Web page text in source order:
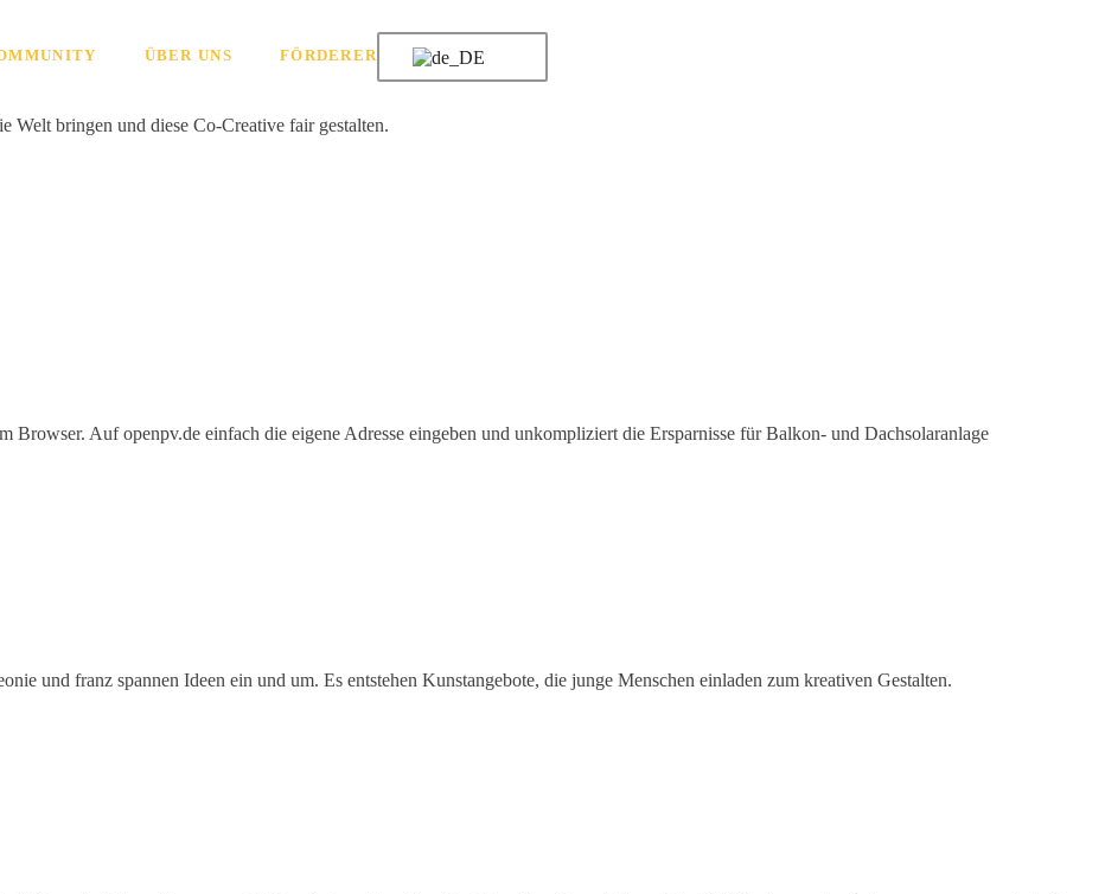
ÜBER UNS FÖRDERER
Welt bringen und diese Co-Creative fair gestalten.
Browser. Auf openpv.de einfach die eigene Adresse eingeben und unkompliziert die Ersparnisse für Balkon- und Dachsolaranlage
und franz spannen Ideen ein und um. Es entstehen Kunstangebote, die junge Menschen einladen zum kreativen Gestalten.